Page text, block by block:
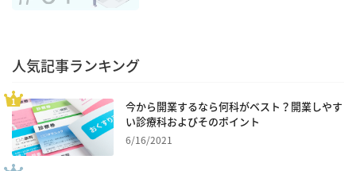
人気記事ランキング
今から開業するなら何科がベスト？開業しやす
い診療科およびそのポイント
6/16/2021